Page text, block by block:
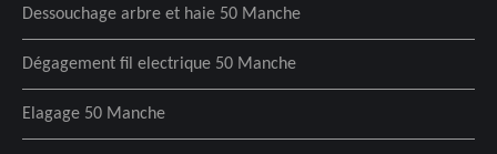
Dessouchage arbre et haie 50 Manche
Dégagement fil electrique 50 Manche
Elagage 50 Manche